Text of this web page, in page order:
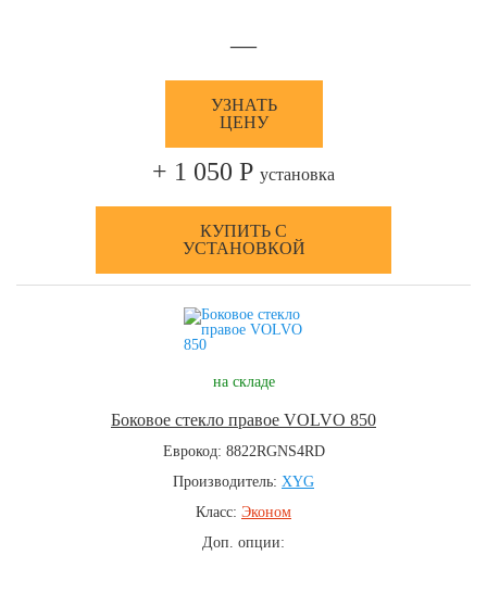
—
УЗНАТЬ
ЦЕНУ
+ 1 050 Р установка
КУПИТЬ С
УСТАНОВКОЙ
на складе
Боковое стекло правое VOLVO 850
Еврокод: 8822RGNS4RD
Производитель: XYG
Класс: Эконом
Доп. опции: